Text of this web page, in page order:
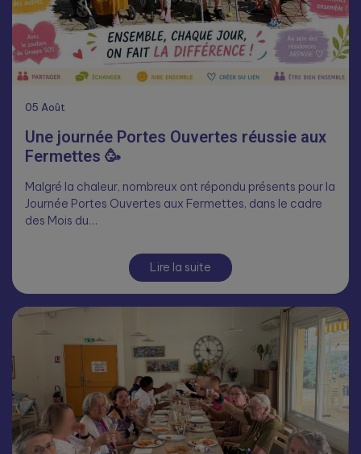
05 Août
Une journée Portes Ouvertes réussie aux
Fermettes 🥳
Malgré la chaleur, nombreux ont répondu présents pour la
Journée Portes Ouvertes aux Fermettes, dans le cadre
des Mois du…
Lire la suite